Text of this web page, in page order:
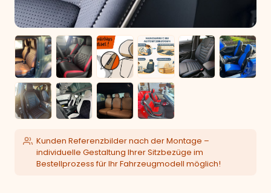
Kunden Referenzbilder nach der Montage –
individuelle Gestaltung Ihrer Sitzbezüge im
Bestellprozess für Ihr Fahrzeugmodell möglich!